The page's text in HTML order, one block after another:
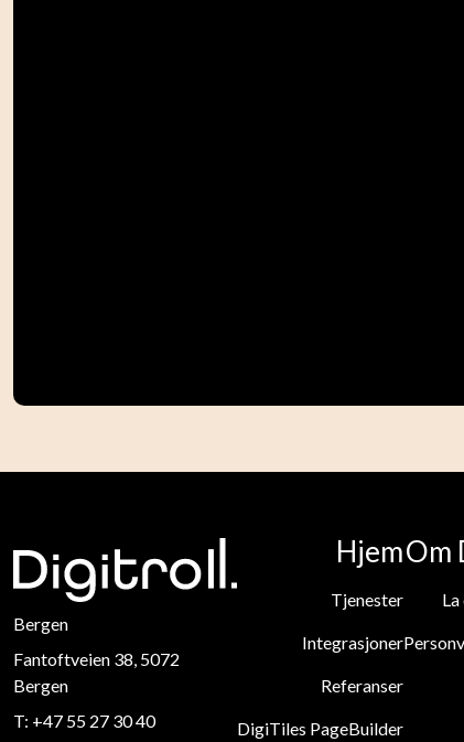
Bergen
Fantoftveien 38, 5072
Bergen
T: +47 55 27 30 40
Hjem
Tjenester
Integrasjoner
Referanser
DigiTiles PageBuilder
Om